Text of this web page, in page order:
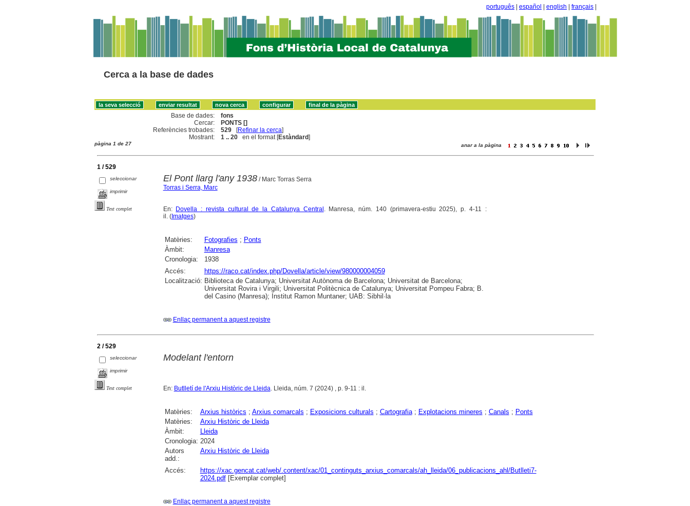
português español english français
Cerca a la base de dades
Base de dades:
fons
Cercar:
PONTS []
Referències trobades:
529 [Refinar la cerca]
Mostrant:
1 .. 20 en el format [Estàndard]
pàgina 1 de 27 anar a la pàgina
1 / 529
seleccionar
imprimir
Text complet
El Pont llarg l'any 1938/ Marc Torras Serra
Torras i Serra, Marc
En: Dovella : revista cultural de la Catalunya Central. Manresa, núm. 140 (primavera-estiu 2025), p. 4-11 :
il. (Imatges)
Matèries: Fotografies ; Ponts
Àmbit:
Manresa
Cronologia:
1938
Accés:
https://raco.cat/index.php/Dovella/article/view/980000004059
Localització: Biblioteca de Catalunya; Universitat Autònoma de Barcelona; Universitat de Barcelona;
Universitat Rovira i Virgili; Universitat Politècnica de Catalunya; Universitat Pompeu Fabra; B.
del Casino (Manresa); Institut Ramon Muntaner; UAB: Sibhil·la
Enllaç permanent a aquest registre
2 / 529
seleccionar
imprimir
Text complet
Modelant l'entorn
En: Butlletí de l'Arxiu Històric de Lleida. Lleida, núm. 7 (2024) , p. 9-11 : il.
Matèries: Arxius històrics ; Arxius comarcals ; Exposicions culturals ; Cartografia; Explotacions mineres ; Canals ; Ponts
Matèries:
Arxiu Històric de Lleida
Àmbit:
Lleida
Cronologia: 2024
Autors
add.:
Arxiu Històric de Lleida
Accés:
https://xac.gencat.cat/web/.content/xac/01_continguts_arxius_comarcals/ah_lleida/06_publicacions_ahl/Butlleti7-
2024.pdf[Exemplar complet]
Enllaç permanent a aquest registre